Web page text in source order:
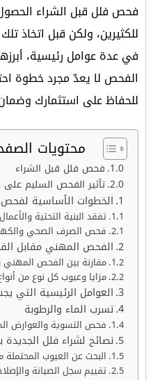
فحص فلل قبل الشراء
للكثيرين، ولكن قبل اتخاذ
في عدة عوامل رئيسية،
الفحص لا يعدّ مجرد خطوة
للحفاظ على استثمارك
محتويات
فحص فلل قبل الشراء
تأثير الفحص السليم على
الخطوات الأساسية لفحص
تفقد البنية التحتية والأعمال
فحص الصرف الصحي
الفحص المهني مقابل
مقارنة بين الفحص
مزايا وعيوب كل نوع من
العوامل الرئيسية التي
تسرب الماء والرطوبة
فحص التسوية والعوارض
نصائح لشراء فلل الجديدة
البحث عن العيوب المحتملة
تقييم سجل الصيانة